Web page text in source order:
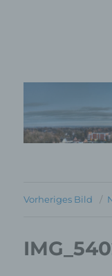
MP
Training
Vorheriges Bild